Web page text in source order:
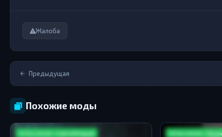
Жалоба
Предыдущая
Похожие моды
S.T.A.L.K.E.R. / Call of Pripyat S.T.A.L.K.E.R. /